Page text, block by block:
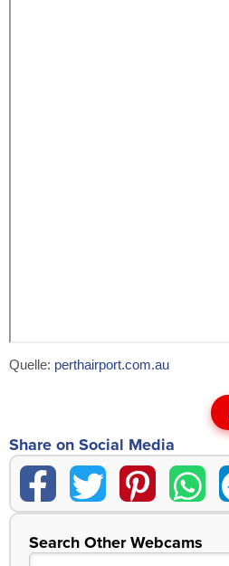
Quelle: perthairport.com.au
Share on Social Media
Search Other Webcams